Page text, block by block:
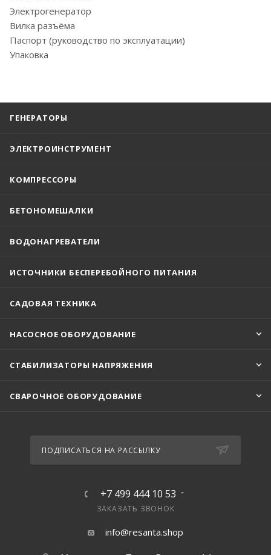
Электрогенератор
Вилка разъёма
Паспорт (руководство по эксплуатации)
Упаковка
ГЕНЕРАТОРЫ
ЭЛЕКТРОИНСТРУМЕНТ
КОМПРЕССОРЫ
БЕТОНОМЕШАЛКИ
ВОДОНАГРЕВАТЕЛИ
ИСТОЧНИКИ БЕСПЕРЕБОЙНОГО ПИТАНИЯ
САДОВАЯ ТЕХНИКА
НАСОСНОЕ ОБОРУДОВАНИЕ
СТАБИЛИЗАТОРЫ НАПРЯЖЕНИЯ
СВАРОЧНОЕ ОБОРУДОВАНИЕ
ПОДПИСАТЬСЯ НА РАССЫЛКУ
+7 499 444 10 53
ЗАКАЗАТЬ ЗВОНОК
info@resanta.shop